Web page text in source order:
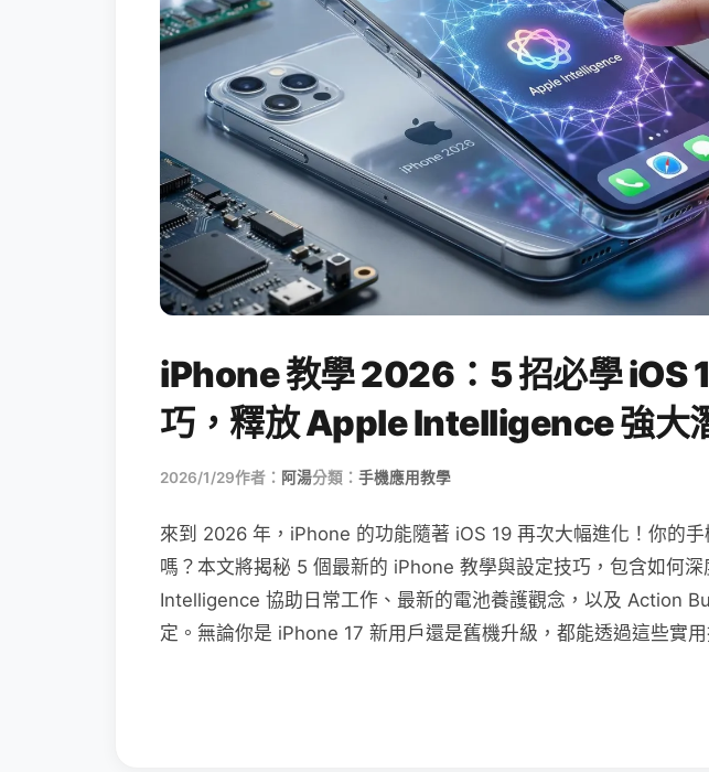
iPhone 教學 2026：5 招必學 iOS
巧，釋放 Apple Intelligence 強大
2026/1/29作者： 阿湯分類： 手機應用教學
來到 2026 年，iPhone 的功能隨著 iOS 19 再次大幅進化！你的
嗎？本文將揭秘 5 個最新的 iPhone 教學與設定技巧，包含如何
Intelligence 協助日常工作、最新的電池養護觀念，以及 Action
定。無論你是 iPhone 17 新用戶還是舊機升級，都能透過這些實